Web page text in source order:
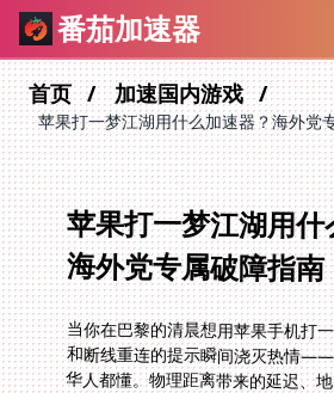
番茄加速器
首页 加速国内游戏
苹果打一梦江湖用什么加速器？海外党
苹果打一梦江湖用
海外党专属破障指南
当你在巴黎的清晨想用苹果手机打
和断线重连的提示瞬间浇灭热情
华人都懂。物理距离带来的延迟、
墙，让海外玩家玩国服游戏如同带
梦江湖用什么加速器才能真正解决